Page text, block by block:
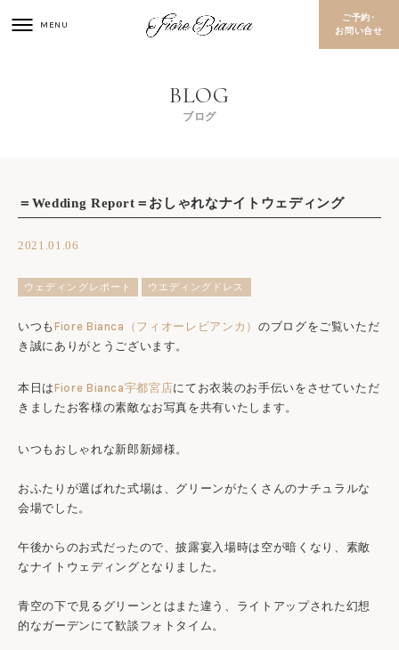
ご予約･
お問い合せ
ブログ
＝Wedding Report＝おしゃれなナイトウェディング
2021.01.06
ウェディングレポート ウエディングドレス
いつも Fiore Bianca（フィオーレビアンカ） のブログをご覧いただ
き誠にありがとうございます。
本日はFiore Bianca宇都宮店にてお衣装のお手伝いをさせていただ
きましたお客様の素敵なお写真を共有いたします。
いつもおしゃれな新郎新婦様。
おふたりが選ばれた式場は、グリーンがたくさんのナチュラルな
会場でした。
午後からのお式だったので、披露宴入場時は空が暗くなり、素敵
なナイトウェディングとなりました。
青空の下で見るグリーンとはまた違う、ライトアップされた幻想
的なガーデンにて歓談フォトタイム。